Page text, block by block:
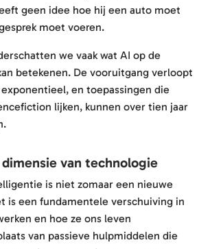
geen idee hoe hij een auto moet
moet voeren.
we vaak wat AI op de
betekenen. De vooruitgang verloopt
en toepassingen die
lijken, kunnen over tien jaar
van technologie
is niet zomaar een nieuwe
is een fundamentele verschuiving in
en hoe ze ons leven
van passieve hulpmiddelen die